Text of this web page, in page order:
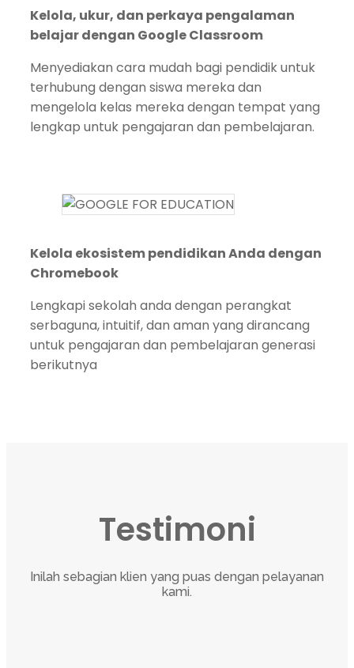
Kelola, ukur, dan perkaya pengalaman
belajar dengan Google Classroom
Menyediakan cara mudah bagi pendidik untuk
terhubung dengan siswa mereka dan
mengelola kelas mereka dengan tempat yang
lengkap untuk pengajaran dan pembelajaran.
Kelola ekosistem pendidikan Anda dengan
Chromebook
Lengkapi sekolah anda dengan perangkat
serbaguna, intuitif, dan aman yang dirancang
untuk pengajaran dan pembelajaran generasi
berikutnya
Testimoni
Inilah sebagian klien yang puas dengan pelayanan
kami.